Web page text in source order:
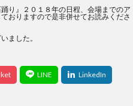
り』２０１８年の日程、会場までのア
おりますので是非併せてお読みくださ
ました。